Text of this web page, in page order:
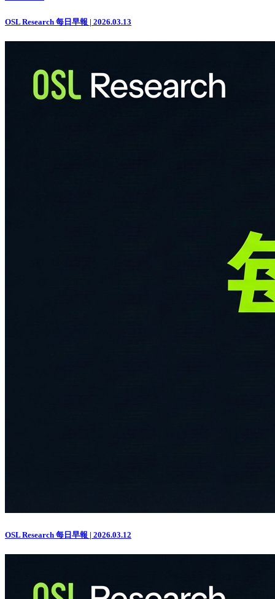
OSL Research 每日早報 | 2026.03.13
OSL Research 每日早報 | 2026.03.12